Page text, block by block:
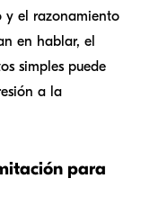
y el razonamiento
en hablar, el
simples puede
a la
para